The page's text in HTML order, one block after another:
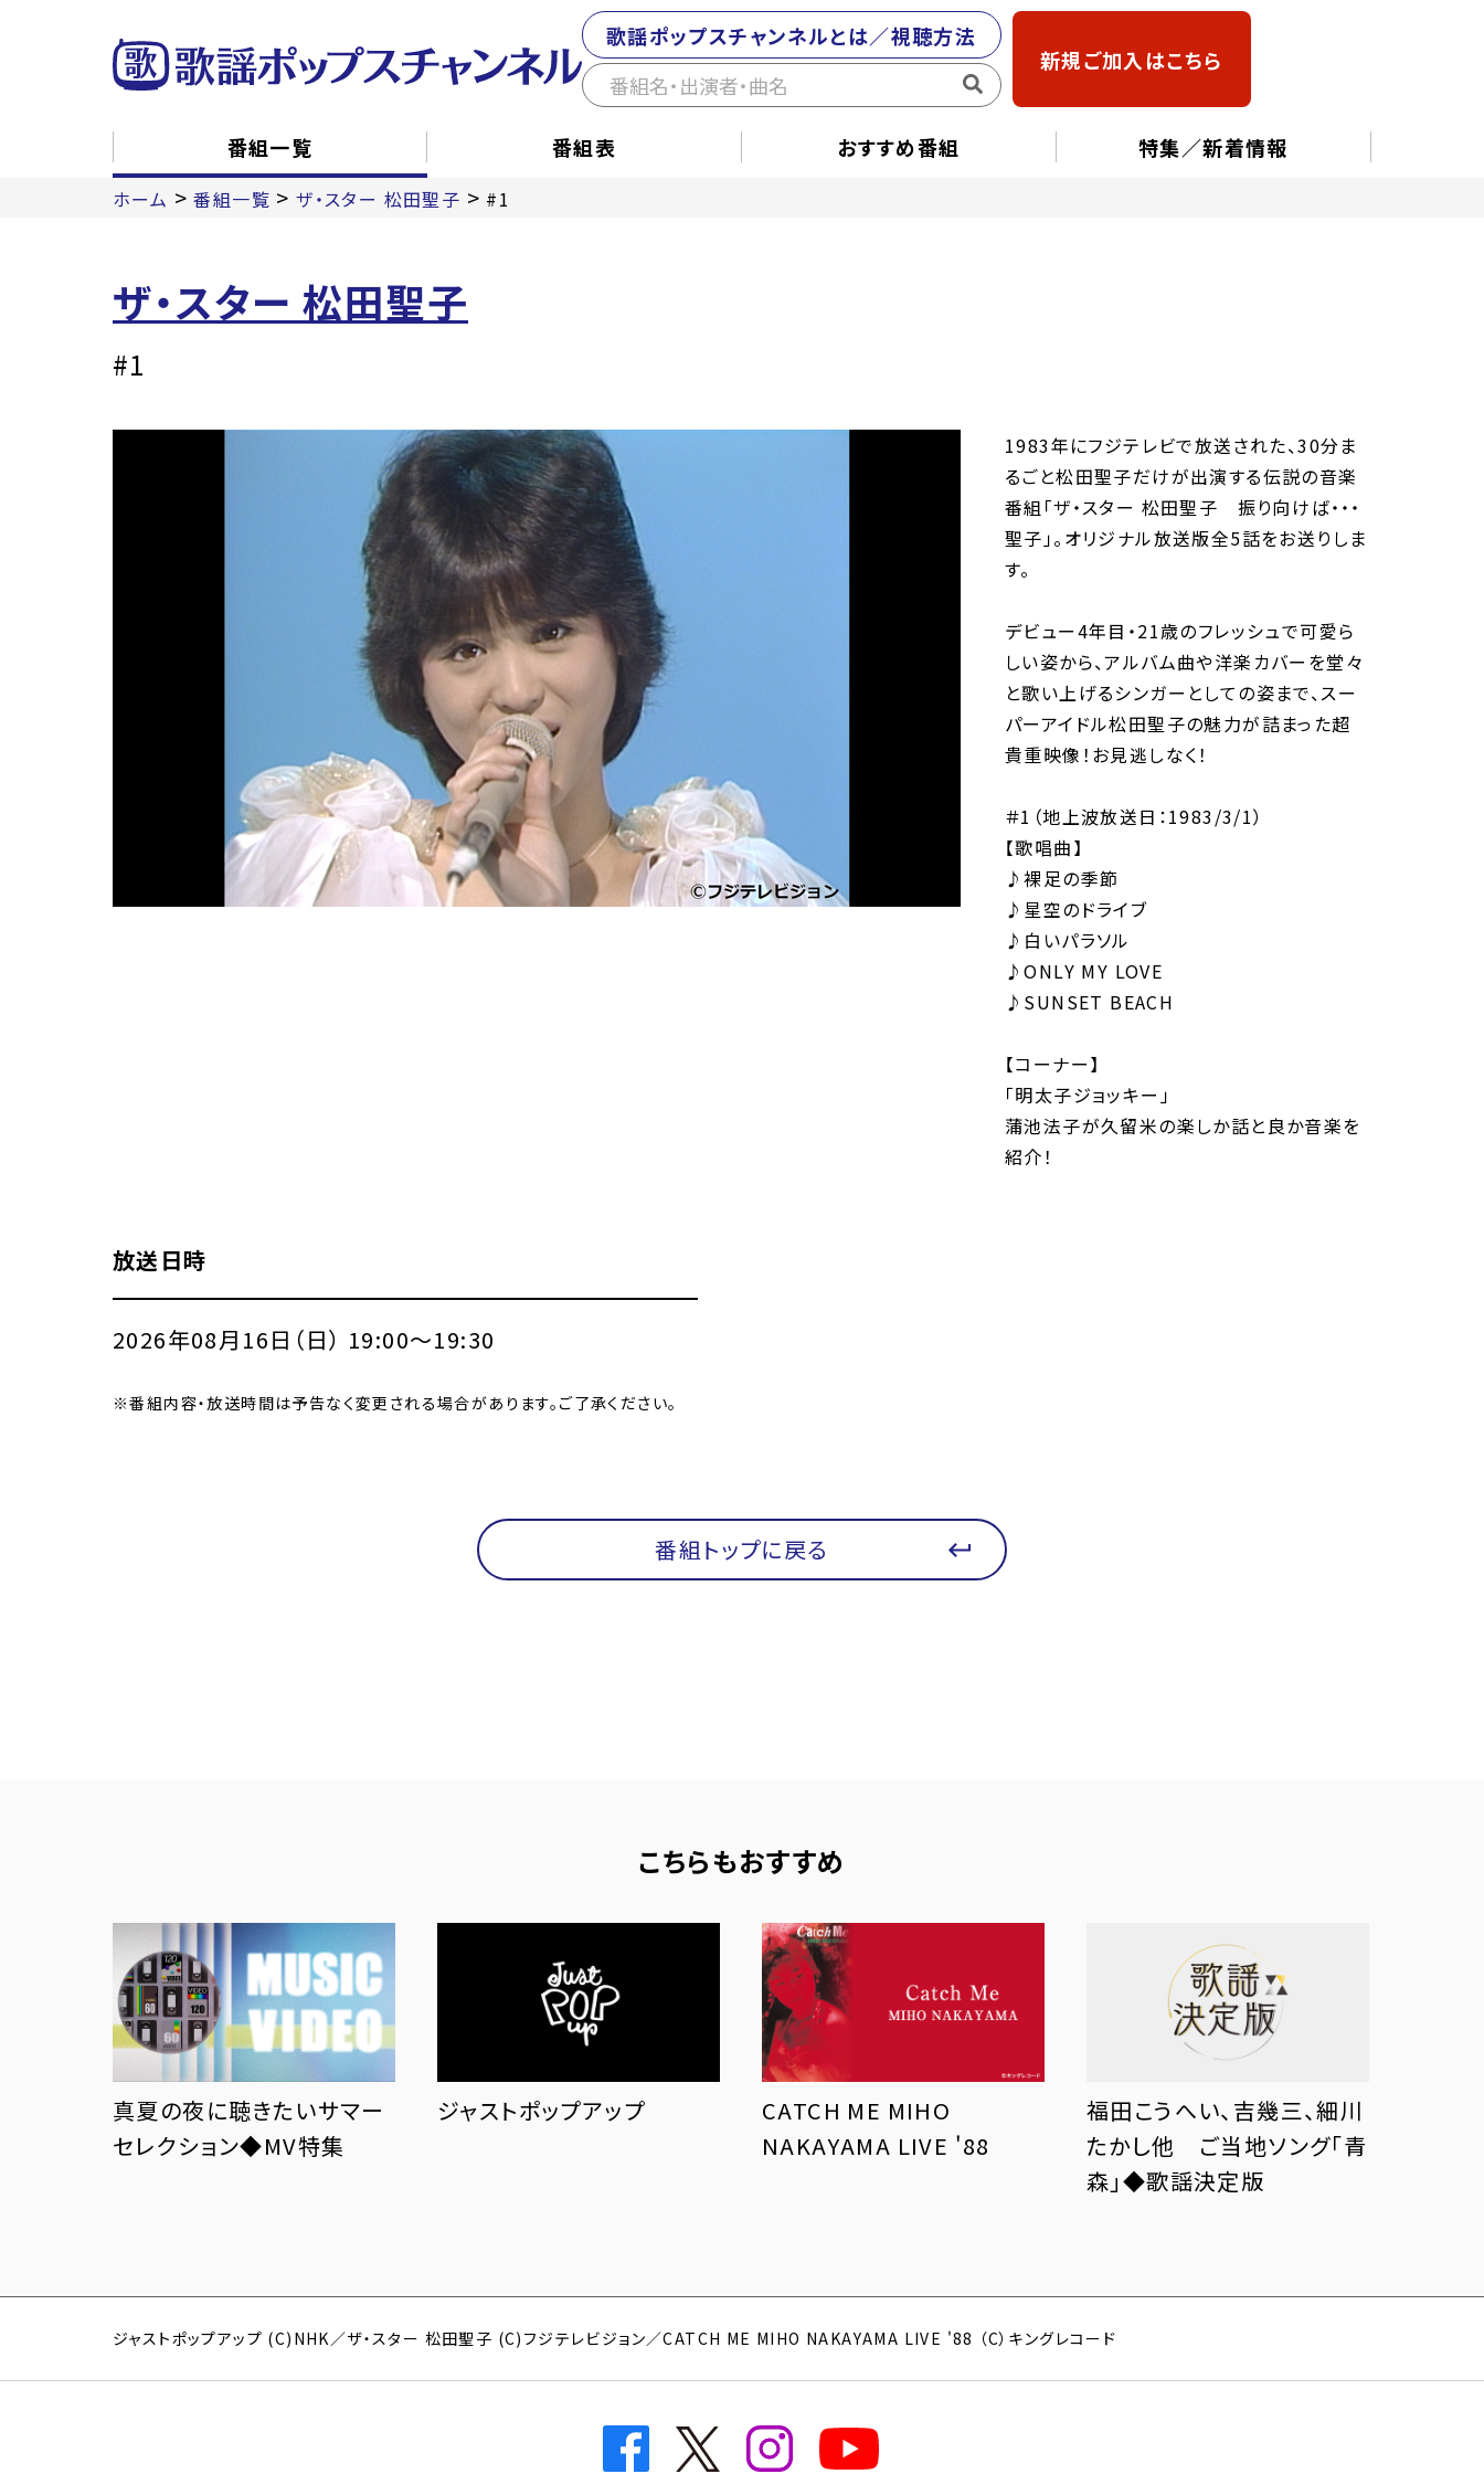
歌謡ポップスチャンネルとは／視聴方法
新規ご加入はこちら
番組一覧 番組表 おすすめ番組 特集／新着情報
ホーム >番組一覧 >ザ・スター 松田聖子 > #1
ザ・スター 松田聖子
#1
1983年にフジテレビで放送された、30分ま
るごと松田聖子だけが出演する伝説の音楽
番組「ザ・スター 松田聖子 振り向けば・・・
聖子」。オリジナル放送版全5話をお送りしま
す。
デビュー4年目・21歳のフレッシュで可愛ら
しい姿から、アルバム曲や洋楽カバーを堂々
と歌い上げるシンガーとしての姿まで、スー
パーアイドル松田聖子の魅力が詰まった超
貴重映像！お見逃しなく！
＃1（地上波放送日：1983/3/1）
【歌唱曲】
♪裸足の季節
♪星空のドライブ
♪白いパラソル
♪ONLY MY LOVE
♪SUNSET BEACH
【コーナー】
「明太子ジョッキー」
蒲池法子が久留米の楽しか話と良か音楽を
紹介！
放送日時
2026年08月16日（日） 19:00〜19:30
※番組内容・放送時間は予告なく変更される場合があります。ご了承ください。
番組トップに戻る
こちらもおすすめ
真夏の夜に聴きたいサマー
セレクション◆MV特集
ジャストポップアップ
CATCH ME MIHO
NAKAYAMA LIVE '88
福田こうへい、吉幾三、細川
たかし他 ご当地ソング「青
森」◆歌謡決定版
ジャストポップアップ (C)NHK／ザ・スター 松田聖子 (C)フジテレビジョン／CATCH ME MIHO NAKAYAMA LIVE '88 （C）キングレコード